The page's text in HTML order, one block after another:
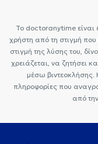
Το doctoranytime είναι
χρήστη από τη στιγμή που
στιγμή της λύσης του,
χρειάζεται, να ζητήσει
μέσω βιντεοκλήσης.
πληροφορίες που
από